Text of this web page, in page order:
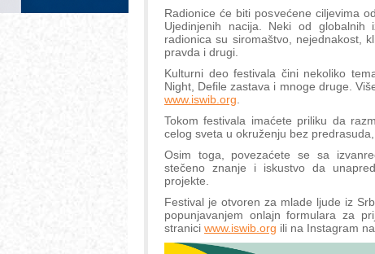
Radionice će biti posvećene ciljevima
Ujedinjenih nacija. Neki od
radionica su siromaštvo, nejednakost,
pravda i drugi.
Kulturni deo festivala čini nekoliko
Night, Defile zastava i mnoge druge.
www.iswib.org.
Tokom festivala imaćete priliku da
celog sveta u okruženju bez
Osim toga, povezaćete se sa
stečeno znanje i iskustvo da
projekte.
Festival je otvoren za mlade ljude iz
popunjavanjem onlajn formulara za
stranici www.iswib.org ili na Instagram